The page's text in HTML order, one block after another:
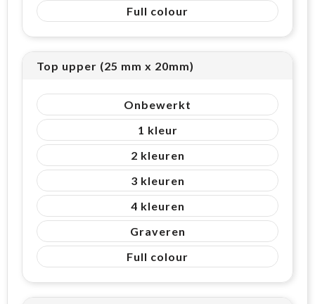
Full colour
Top upper (25 mm x 20mm)
Onbewerkt
1
2
3
4
Graveren
Full colour